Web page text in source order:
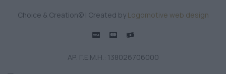
Choice & Creation© | Created by Logomotive web design
ΑΡ. Γ.Ε.Μ.Η.: 138026706000